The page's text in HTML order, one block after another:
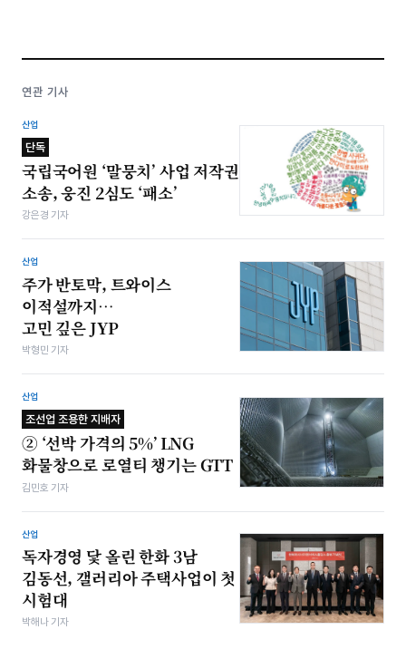
연관 기사
산업
단독
국립국어원 ‘말뭉치’ 사업 저작권
소송, 웅진 2심도 ‘패소’
강은경 기자
산업
주가 반토막, 트와이스
이적설까지…
고민 깊은 JYP
박형민 기자
산업
조선업 조용한 지배자
② ‘선박 가격의 5%’ LNG
화물창으로 로열티 챙기는 GTT
김민호 기자
산업
독자경영 닻 올린 한화 3남
김동선, 갤러리아 주택사업이 첫
시험대
박해나 기자